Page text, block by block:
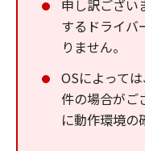
申し訳ござい
するドライバ
りません。
OSによって
件の場合がご
に動作環境の